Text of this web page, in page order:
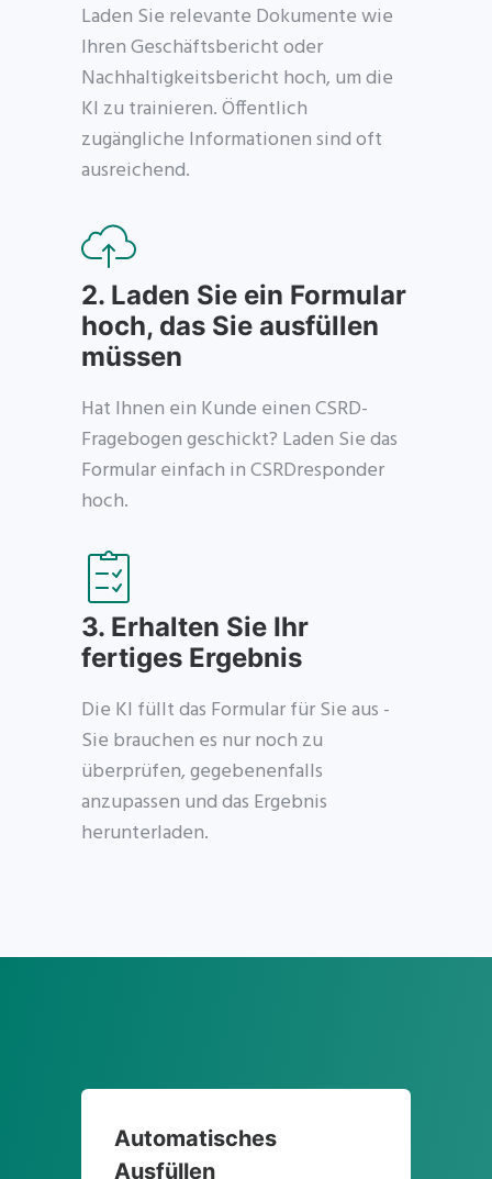
Laden Sie relevante Dokumente wie
Ihren Geschäftsbericht oder
Nachhaltigkeitsbericht hoch, um die
KI zu trainieren. Öffentlich
zugängliche Informationen sind oft
ausreichend.
2. Laden Sie ein Formular
hoch, das Sie ausfüllen
müssen
Hat Ihnen ein Kunde einen CSRD-
Fragebogen geschickt? Laden Sie das
Formular einfach in CSRDresponder
hoch.
3. Erhalten Sie Ihr
fertiges Ergebnis
Die KI füllt das Formular für Sie aus -
Sie brauchen es nur noch zu
überprüfen, gegebenenfalls
anzupassen und das Ergebnis
herunterladen.
Automatisches
Ausfüllen